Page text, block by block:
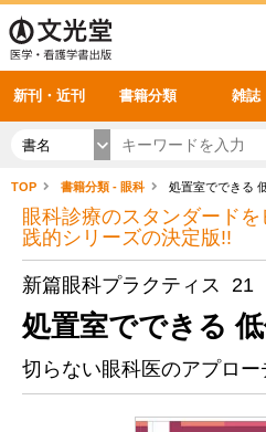
新刊・近刊 書籍分類 雑誌
感染症 老年医学
呼吸器
循環器
雑誌投稿規定
理学療法
雑誌案内・年間購読 最
電子書籍
電子雑誌
書籍「データに基づく臨床動作分析」
書籍「眼手術学」WEB動画
書籍「神経症候学 II 改訂第二版」
新刊一覧
今後の発行予定
書名
TOP 書籍分類 - 眼科 処置室でできる
眼科診療のスタンダード
践的シリーズの決定版!!
新篇眼科プラクティス 21
処置室でできる
切らない眼科医のアプロー